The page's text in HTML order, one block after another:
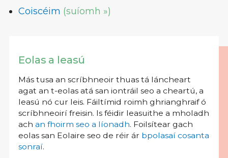
Coiscéim (suíomh »)
Eolas a leasú
Más tusa an scríbhneoir thuas tá láncheart
agat an t-eolas atá san iontráil seo a cheartú, a
leasú nó cur leis. Fáiltímid roimh ghrianghraif ó
scríbhneoirí freisin. Is féidir leasuithe a mholadh
ach an fhoirm seo a líonadh. Foilsítear gach
eolas san Eolaire seo de réir ár bpolasaí cosanta
sonraí.